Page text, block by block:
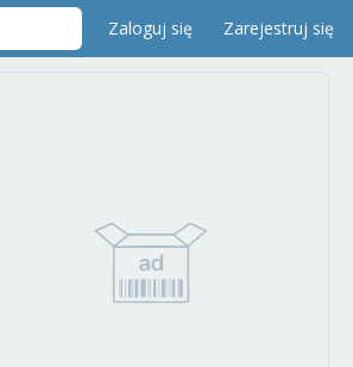
Zaloguj się Zarejestruj się